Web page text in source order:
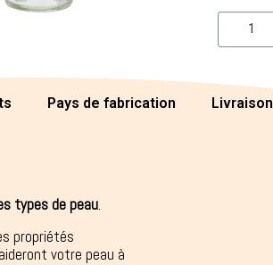
Pays de fabrication Livraison
types de peau.
propriétés
aideront votre peau à